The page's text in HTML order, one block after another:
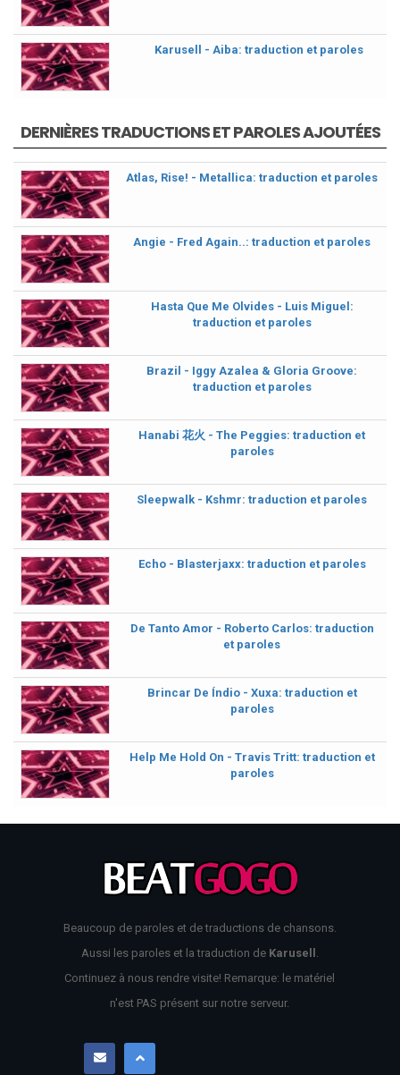
Karusell - Aiba: traduction et paroles
DERNIÈRES TRADUCTIONS ET PAROLES AJOUTÉES
Atlas, Rise! - Metallica: traduction et paroles
Angie - Fred Again..: traduction et paroles
Hasta Que Me Olvides - Luis Miguel:
traduction et paroles
Brazil - Iggy Azalea & Gloria Groove:
traduction et paroles
Hanabi 花火 - The Peggies: traduction et
paroles
Sleepwalk - Kshmr: traduction et paroles
Echo - Blasterjaxx: traduction et paroles
De Tanto Amor - Roberto Carlos: traduction
et paroles
Brincar De Índio - Xuxa: traduction et
paroles
Help Me Hold On - Travis Tritt: traduction et
paroles
Beaucoup de paroles et de traductions de chansons.
Aussi les paroles et la traduction de Karusell .
Continuez à nous rendre visite! Remarque: le matériel
n'est PAS présent sur notre serveur.